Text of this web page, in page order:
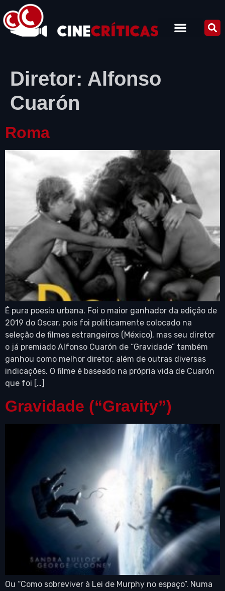
Diretor: Alfonso
Cuarón
Roma
É pura poesia urbana. Foi o maior ganhador da edição de
2019 do Oscar, pois foi politicamente colocado na
seleção de filmes estrangeiros (México), mas seu diretor
o já premiado Alfonso Cuarón de “Gravidade” também
ganhou como melhor diretor, além de outras diversas
indicações. O filme é baseado na própria vida de Cuarón
que foi […]
Gravidade (“Gravity”)
Ou “Como sobreviver à Lei de Murphy no espaço”. Numa